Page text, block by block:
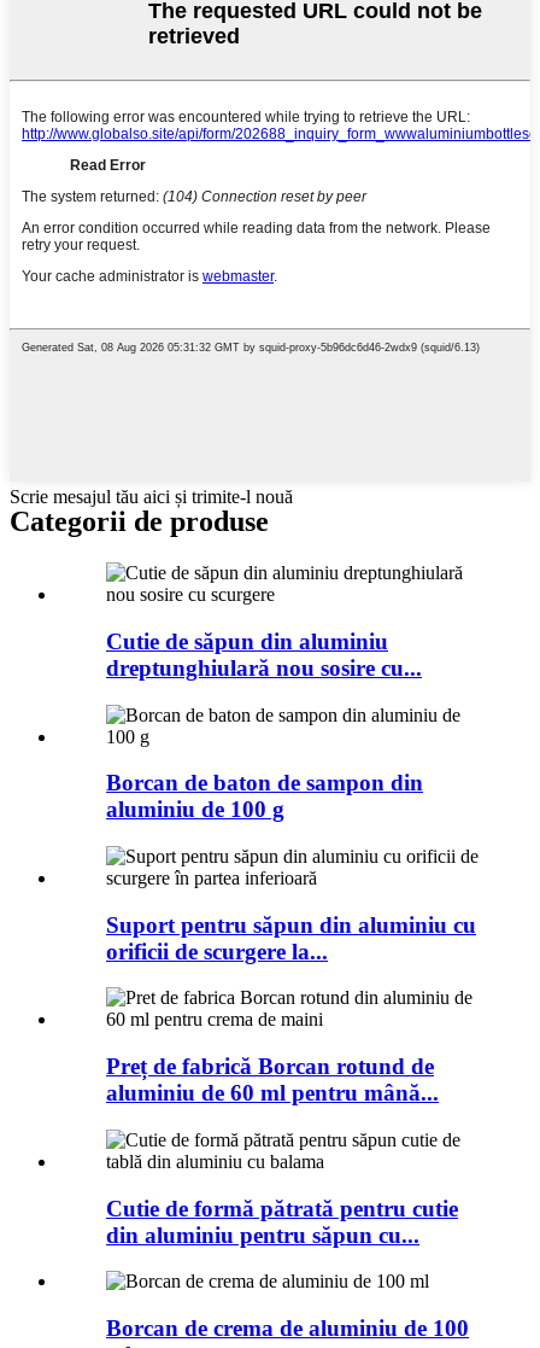
Scrie mesajul tău aici și trimite-l nouă
Categorii de produse
Cutie de săpun din aluminiu
dreptunghiulară nou sosire cu...
Borcan de baton de sampon din
aluminiu de 100 g
Suport pentru săpun din aluminiu cu
orificii de scurgere la...
Preț de fabrică Borcan rotund de
aluminiu de 60 ml pentru mână...
Cutie de formă pătrată pentru cutie
din aluminiu pentru săpun cu...
Borcan de crema de aluminiu de 100